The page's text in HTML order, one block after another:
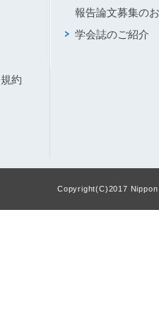
約
報告論文募集の
学会誌のご紹介
Copyright(C)2017